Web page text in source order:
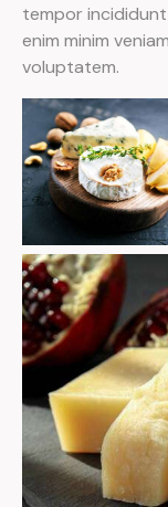
tempor
enim minim
voluptatem.